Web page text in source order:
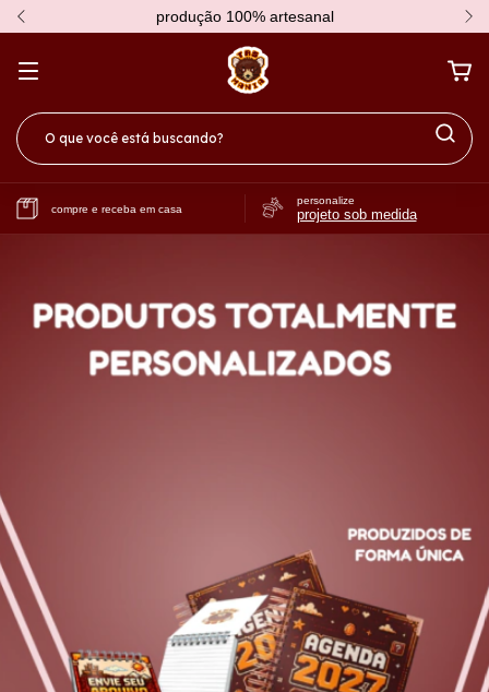
produção 100% artesanal
compre e receba em casa
personalize
projeto sob medida